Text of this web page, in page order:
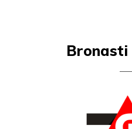
Bronasti